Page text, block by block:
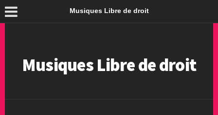
Musiques Libre de droit
Musiques Libre de droit